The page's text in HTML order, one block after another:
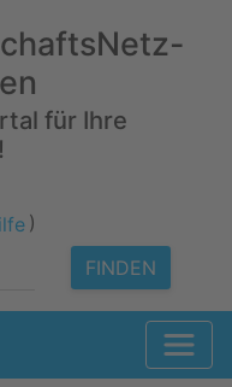
für Ihre
)
FINDEN